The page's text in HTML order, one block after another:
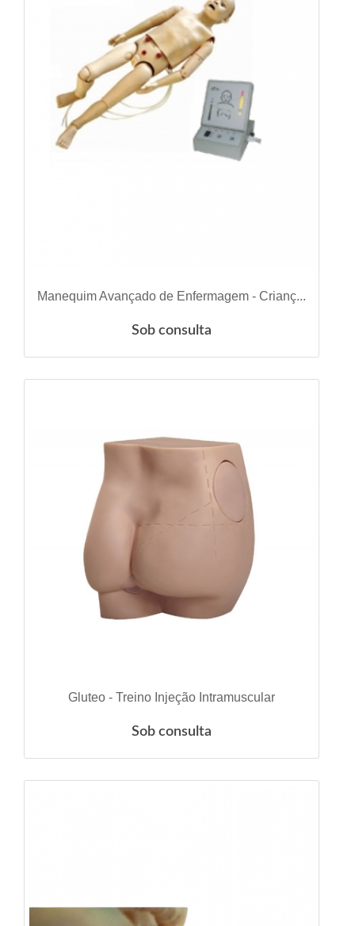
VER DETALHES
Manequim Avançado de Enfermagem - Crianç...
Sob consulta
VER DETALHES
Gluteo - Treino Injeção Intramuscular
Sob consulta